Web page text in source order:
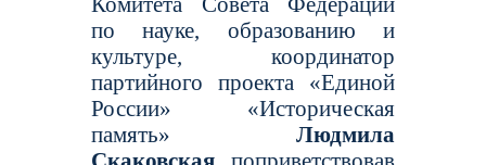
по науке, образованию и
культуре, координатор
партийного проекта «Единой
России» «Историческая
память»
Людмила